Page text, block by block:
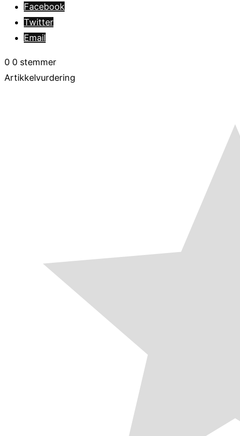
Facebook
Twitter
Email
0 0 stemmer
Artikkelvurdering